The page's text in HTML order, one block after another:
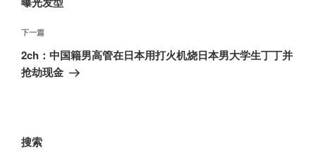
航
章
下
一
篇
下一篇
2ch：中国籍男高管在日本用打火机烧日本男大学生丁丁并
抢劫现金
搜索